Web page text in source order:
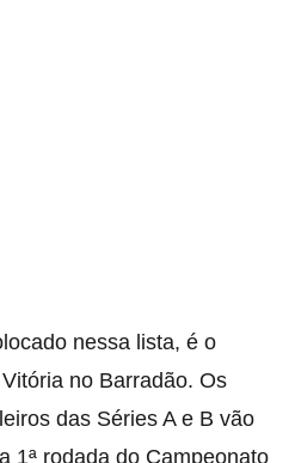
nessa lista, é o
no Barradão. Os
das Séries A e B vão
1ª rodada do Campeonato